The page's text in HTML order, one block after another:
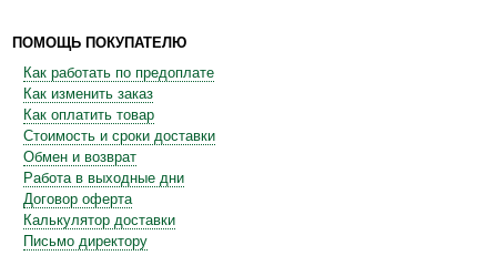
ПОМОЩЬ ПОКУПАТЕЛЮ
Как работать по предоплате
Как изменить заказ
Как оплатить товар
Стоимость и сроки доставки
Обмен и возврат
Работа в выходные дни
Договор оферта
Калькулятор доставки
Письмо директору